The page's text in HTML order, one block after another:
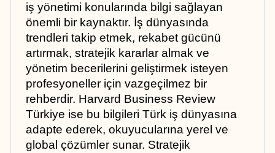
iş yönetimi konularında bilgi sağlayan
önemli bir kaynaktır. İş dünyasında
trendleri takip etmek, rekabet gücünü
artırmak, stratejik kararlar almak ve
yönetim becerilerini geliştirmek isteyen
profesyoneller için vazgeçilmez bir
rehberdir. Harvard Business Review
Türkiye ise bu bilgileri Türk iş dünyasına
adapte ederek, okuyucularına yerel ve
global çözümler sunar. Stratejik